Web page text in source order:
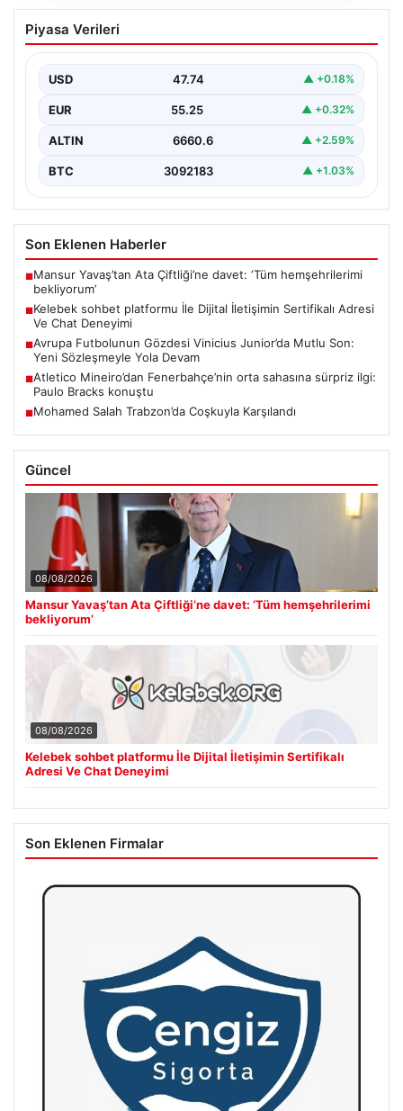
Kelebek sohbet platformu İle Dijital
İletişimin Sertifikalı Adresi Ve Chat
Sanal ortamında kullanıcıların güvenli bir biçimde iletişim
Piyasa Verileri
USD 47.74 ▲ +0.18%
EUR 55.25 ▲ +0.32%
ALTIN 6660.6 ▲ +2.59%
BTC 3092183 ▲ +1.03%
Son Eklenen Haberler
■Mansur Yavaş’tan Ata Çiftliği’ne davet: ‘Tüm hemşehrilerimi
bekliyorum’
■Kelebek sohbet platformu İle Dijital İletişimin Sertifikalı Adresi
Ve Chat Deneyimi
■Avrupa Futbolunun Gözdesi Vinicius Junior’da Mutlu Son:
Yeni Sözleşmeyle Yola Devam
■Atletico Mineiro’dan Fenerbahçe’nin orta sahasına sürpriz ilgi:
Paulo Bracks konuştu
■Mohamed Salah Trabzon’da Coşkuyla Karşılandı
Güncel
08/08/2026
Mansur Yavaş’tan Ata Çiftliği’ne davet: ‘Tüm hemşehrilerimi
bekliyorum’
08/08/2026
Kelebek sohbet platformu İle Dijital İletişimin Sertifikalı
Adresi Ve Chat Deneyimi
Son Eklenen Firmalar